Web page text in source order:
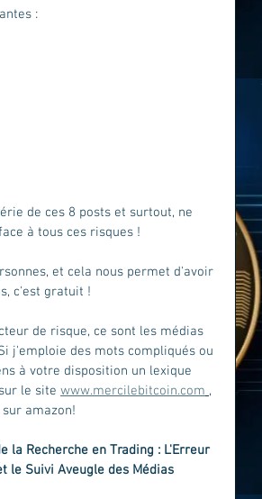
:
de ces 8 posts et surtout, ne
à tous ces risques !
et cela nous permet d'avoir
c'est gratuit !
de risque, ce sont les médias
j'emploie des mots compliqués ou
à votre disposition un lexique
le site www.mercilebitcoin.com ,
amazon!
la Recherche en Trading : L'Erreur
le Suivi Aveugle des Médias